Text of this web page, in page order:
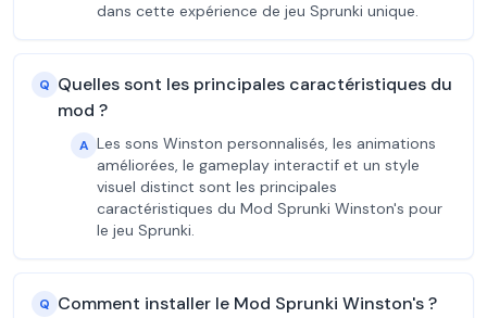
dans cette expérience de jeu Sprunki unique.
Q Quelles sont les principales caractéristiques du
mod ?
A Les sons Winston personnalisés, les animations
améliorées, le gameplay interactif et un style
visuel distinct sont les principales
caractéristiques du Mod Sprunki Winston's pour
le jeu Sprunki.
Q Comment installer le Mod Sprunki Winston's ?